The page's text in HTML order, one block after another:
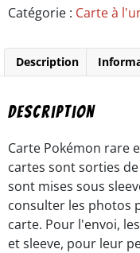
shiny
holo
Destinées
-
EB
4.5
-
FR
Catégorie : Carte à
Description
Description
Carte Pokémon rare
cartes sont sorties
sont mises sous
consulter les photos
carte. Pour l'envoi,
et sleeve, pour leur